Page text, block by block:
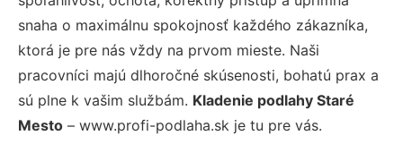
snaha o maximálnu spokojnosť každého zákazníka,
ktorá je pre nás vždy na prvom mieste. Naši
pracovníci majú dlhoročné skúsenosti, bohatú prax a
sú plne k vašim službám. Kladenie podlahy Staré
Mesto – www.profi-podlaha.sk je tu pre vás.